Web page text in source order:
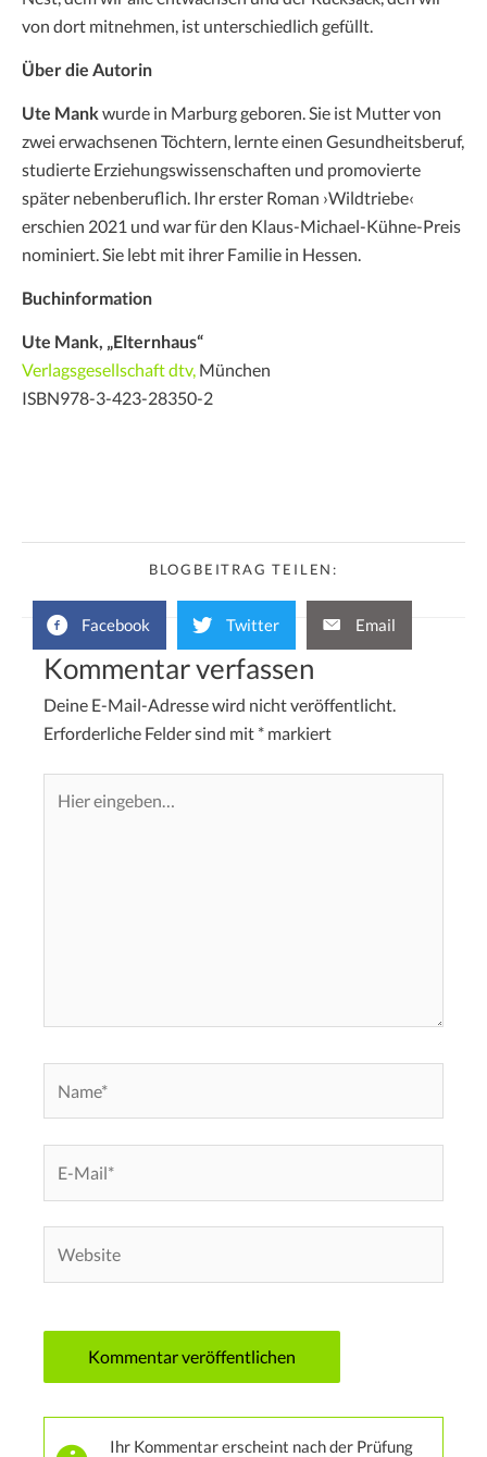
von dort mitnehmen, ist unterschiedlich gefüllt.
Über die Autorin
Ute Mank wurde in Marburg geboren. Sie ist Mutter von
zwei erwachsenen Töchtern, lernte einen Gesundheitsberuf,
studierte Erziehungswissenschaften und promovierte
später nebenberuflich. Ihr erster Roman ›Wildtriebe‹
erschien 2021 und war für den Klaus-Michael-Kühne-Preis
nominiert. Sie lebt mit ihrer Familie in Hessen.
Buchinformation
Ute Mank, „Elternhaus“
Verlagsgesellschaft dtv, München
ISBN978-3-423-28350-2
BLOGBEITRAG TEILEN:
Facebook Twitter Email
Kommentar verfassen
Deine E-Mail-Adresse wird nicht veröffentlicht.
Erforderliche Felder sind mit * markiert
eingeben…
Mail*
Ihr Kommentar erscheint nach der Prüfung